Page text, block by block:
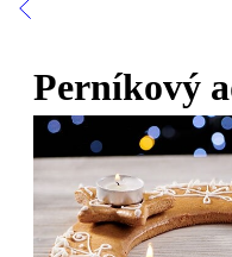
Perníkový